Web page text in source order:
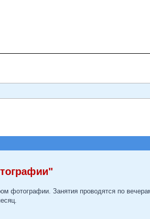
фотографии. Занятия проводятся по